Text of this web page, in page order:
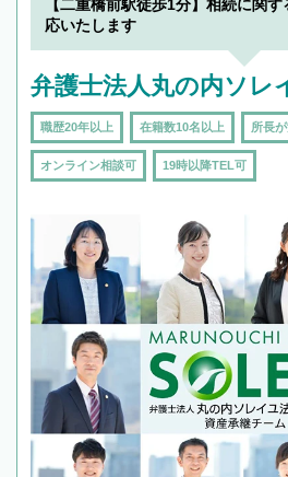
で複数の弁護士と会話
【二重橋前駅徒歩1分】相続に関
応いたします
弁護士法人丸の内ソレ
職歴20年以上 在籍数10名以上 所長
オンライン相談可 19時以降TEL可